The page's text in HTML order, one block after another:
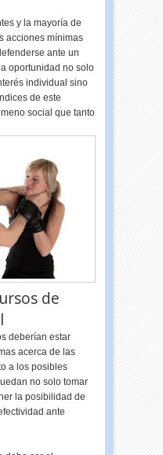
y la mayoría de
acciones mínimas
ante un
oportunidad no solo
individual sino
de este
social que tanto
de
deberían estar
acerca de las
a los posibles
no solo tomar
la posibilidad de
ante